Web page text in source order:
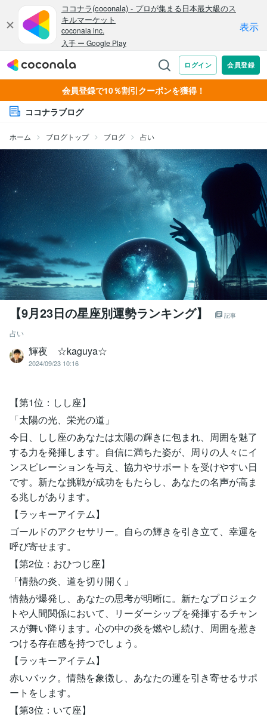
会員登録で10％割引クーポンを獲得！
ココナラブログ
ホーム ブログトップ ブログ 占い
【9月23日の星座別運勢ランキング】 記事
占い
輝夜 ☆kaguya☆
2024/09/23 10:16
【第1位：しし座】
「太陽の光、栄光の道」
今日、しし座のあなたは太陽の輝きに包まれ、周囲を魅了
する力を発揮します。自信に満ちた姿が、周りの人々にイ
ンスピレーションを与え、協力やサポートを受けやすい日
です。新たな挑戦が成功をもたらし、あなたの名声が高ま
る兆しがあります。
【ラッキーアイテム】
ゴールドのアクセサリー。自らの輝きを引き立て、幸運を
呼び寄せます。
【第2位：おひつじ座】
「情熱の炎、道を切り開く」
情熱が爆発し、あなたの思考が明晰に。新たなプロジェク
トや人間関係において、リーダーシップを発揮するチャン
スが舞い降ります。心の中の炎を燃やし続け、周囲を惹き
つける存在感を持つでしょう。
【ラッキーアイテム】
赤いバック。情熱を象徴し、あなたの運を引き寄せるサポ
ートをします。
【第3位：いて座】